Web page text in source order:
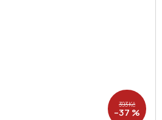
393 Kč
–37 %